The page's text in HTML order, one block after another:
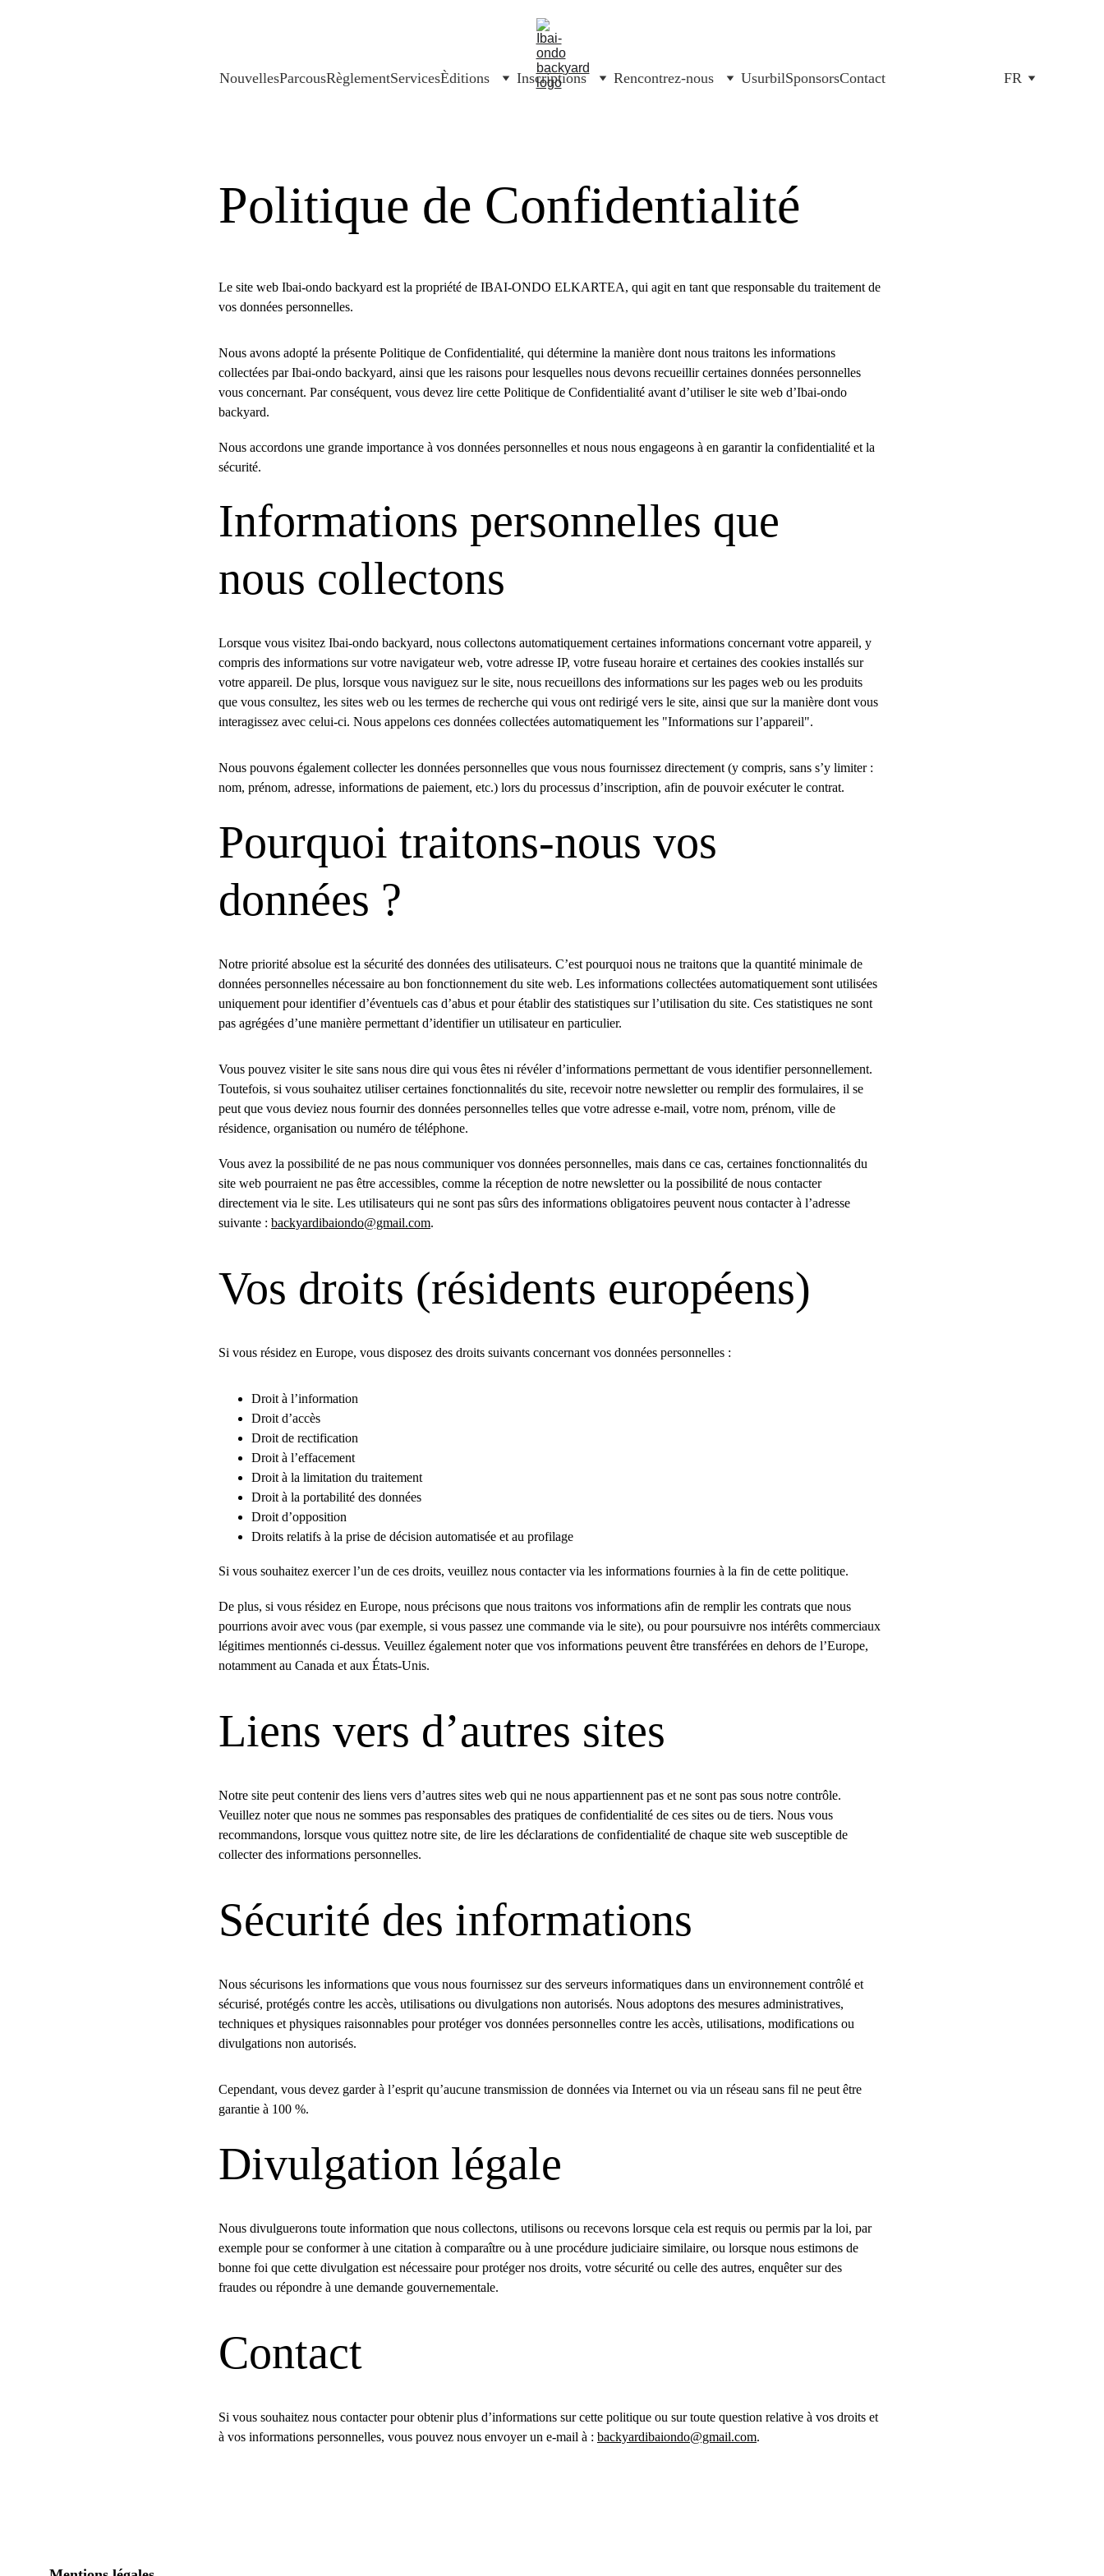
NouvellesParcousRèglementServicesÈditions Inscriptions Rencontrez-nous UsurbilSponsorsContact FR
Politique de Confidentialité
Le site web Ibai-ondo backyard est la propriété de IBAI-ONDO ELKARTEA, qui agit en tant que responsable du traitement de
vos données personnelles.
Nous avons adopté la présente Politique de Confidentialité, qui détermine la manière dont nous traitons les informations
collectées par Ibai-ondo backyard, ainsi que les raisons pour lesquelles nous devons recueillir certaines données personnelles
vous concernant. Par conséquent, vous devez lire cette Politique de Confidentialité avant d’utiliser le site web d’Ibai-ondo
backyard.
Nous accordons une grande importance à vos données personnelles et nous nous engageons à en garantir la confidentialité et la
sécurité.
Informations personnelles que
nous collectons
Lorsque vous visitez Ibai-ondo backyard, nous collectons automatiquement certaines informations concernant votre appareil, y
compris des informations sur votre navigateur web, votre adresse IP, votre fuseau horaire et certaines des cookies installés sur
votre appareil. De plus, lorsque vous naviguez sur le site, nous recueillons des informations sur les pages web ou les produits
que vous consultez, les sites web ou les termes de recherche qui vous ont redirigé vers le site, ainsi que sur la manière dont vous
interagissez avec celui-ci. Nous appelons ces données collectées automatiquement les "Informations sur l’appareil".
Nous pouvons également collecter les données personnelles que vous nous fournissez directement (y compris, sans s’y limiter :
nom, prénom, adresse, informations de paiement, etc.) lors du processus d’inscription, afin de pouvoir exécuter le contrat.
Pourquoi traitons-nous vos
données ?
Notre priorité absolue est la sécurité des données des utilisateurs. C’est pourquoi nous ne traitons que la quantité minimale de
données personnelles nécessaire au bon fonctionnement du site web. Les informations collectées automatiquement sont utilisées
uniquement pour identifier d’éventuels cas d’abus et pour établir des statistiques sur l’utilisation du site. Ces statistiques ne sont
pas agrégées d’une manière permettant d’identifier un utilisateur en particulier.
Vous pouvez visiter le site sans nous dire qui vous êtes ni révéler d’informations permettant de vous identifier personnellement.
Toutefois, si vous souhaitez utiliser certaines fonctionnalités du site, recevoir notre newsletter ou remplir des formulaires, il se
peut que vous deviez nous fournir des données personnelles telles que votre adresse e-mail, votre nom, prénom, ville de
résidence, organisation ou numéro de téléphone.
Vous avez la possibilité de ne pas nous communiquer vos données personnelles, mais dans ce cas, certaines fonctionnalités du
site web pourraient ne pas être accessibles, comme la réception de notre newsletter ou la possibilité de nous contacter
directement via le site. Les utilisateurs qui ne sont pas sûrs des informations obligatoires peuvent nous contacter à l’adresse
suivante : backyardibaiondo@gmail.com.
Vos droits (résidents européens)
Si vous résidez en Europe, vous disposez des droits suivants concernant vos données personnelles :
Droit à l’information
Droit d’accès
Droit de rectification
Droit à l’effacement
Droit à la limitation du traitement
Droit à la portabilité des données
Droit d’opposition
Droits relatifs à la prise de décision automatisée et au profilage
Si vous souhaitez exercer l’un de ces droits, veuillez nous contacter via les informations fournies à la fin de cette politique.
De plus, si vous résidez en Europe, nous précisons que nous traitons vos informations afin de remplir les contrats que nous
pourrions avoir avec vous (par exemple, si vous passez une commande via le site), ou pour poursuivre nos intérêts commerciaux
légitimes mentionnés ci-dessus. Veuillez également noter que vos informations peuvent être transférées en dehors de l’Europe,
notamment au Canada et aux États-Unis.
Liens vers d’autres sites
Notre site peut contenir des liens vers d’autres sites web qui ne nous appartiennent pas et ne sont pas sous notre contrôle.
Veuillez noter que nous ne sommes pas responsables des pratiques de confidentialité de ces sites ou de tiers. Nous vous
recommandons, lorsque vous quittez notre site, de lire les déclarations de confidentialité de chaque site web susceptible de
collecter des informations personnelles.
Sécurité des informations
Nous sécurisons les informations que vous nous fournissez sur des serveurs informatiques dans un environnement contrôlé et
sécurisé, protégés contre les accès, utilisations ou divulgations non autorisés. Nous adoptons des mesures administratives,
techniques et physiques raisonnables pour protéger vos données personnelles contre les accès, utilisations, modifications ou
divulgations non autorisés.
Cependant, vous devez garder à l’esprit qu’aucune transmission de données via Internet ou via un réseau sans fil ne peut être
garantie à 100 %.
Divulgation légale
Nous divulguerons toute information que nous collectons, utilisons ou recevons lorsque cela est requis ou permis par la loi, par
exemple pour se conformer à une citation à comparaître ou à une procédure judiciaire similaire, ou lorsque nous estimons de
bonne foi que cette divulgation est nécessaire pour protéger nos droits, votre sécurité ou celle des autres, enquêter sur des
fraudes ou répondre à une demande gouvernementale.
Contact
Si vous souhaitez nous contacter pour obtenir plus d’informations sur cette politique ou sur toute question relative à vos droits et
à vos informations personnelles, vous pouvez nous envoyer un e-mail à : backyardibaiondo@gmail.com.